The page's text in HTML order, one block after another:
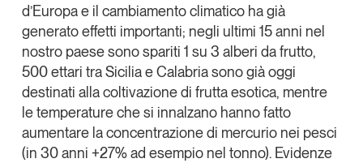
d’Europa e il cambiamento climatico ha già
generato effetti importanti; negli ultimi 15 anni nel
nostro paese sono spariti 1 su 3 alberi da frutto,
500 ettari tra Sicilia e Calabria sono già oggi
destinati alla coltivazione di frutta esotica, mentre
le temperature che si innalzano hanno fatto
aumentare la concentrazione di mercurio nei pesci
(in 30 anni +27% ad esempio nel tonno). Evidenze